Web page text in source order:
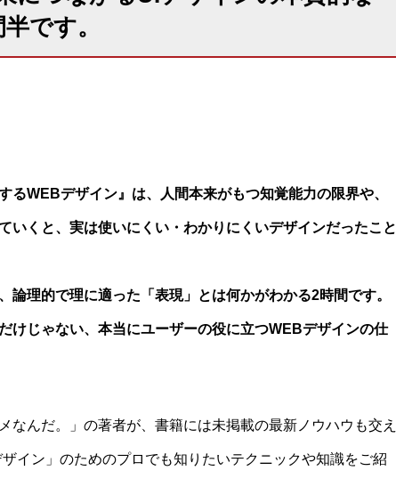
です。
るWEBデザイン』は、人間本来がもつ知覚能力の限界や、
いくと、実は使いにくい・わかりにくいデザインだったこと
論理的で理に適った「表現」とは何かがわかる2時間です。
けじゃない、本当にユーザーの役に立つWEBデザインの仕
なんだ。」の著者が、書籍には未掲載の最新ノウハウも交え
イン」のためのプロでも知りたいテクニックや知識をご紹